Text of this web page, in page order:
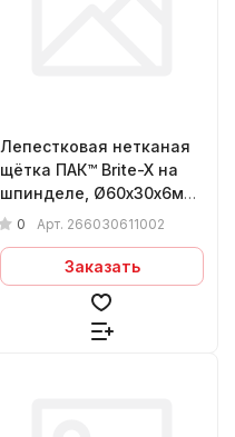
Лепестковая нетканая
щётка ПАК™ Brite-X на
шпинделе, Ø60х30х6мм,
Coarse
0 Арт. 266030611002
Заказать